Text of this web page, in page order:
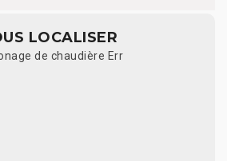
LOCALISER
de chaudière Err